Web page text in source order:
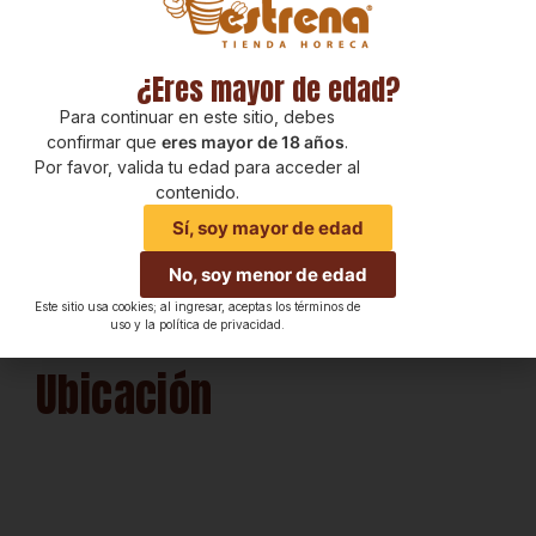
Ubicación
¿Eres mayor de edad?
Para continuar en este sitio, debes
confirmar que eres mayor de 18 años.
Por favor, valida tu edad para acceder al
contenido.
Sí, soy mayor de edad
No, soy menor de edad
Este sitio usa cookies; al ingresar, aceptas los términos de
uso y la política de privacidad.